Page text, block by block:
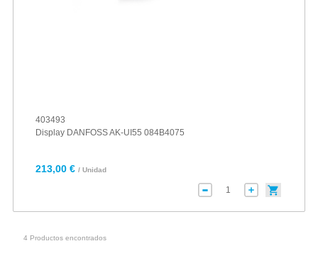
403493
Display DANFOSS AK-UI55 084B4075
213,00 € / Unidad
4 Productos encontrados